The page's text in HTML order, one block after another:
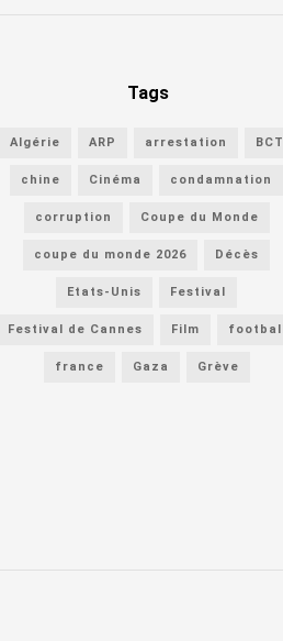
Tags
Algérie ARP arrestation BCT
chine Cinéma condamnation
corruption Coupe du Monde
coupe du monde 2026 Décès
Etats-Unis Festival
Festival de Cannes Film football
france Gaza Grève